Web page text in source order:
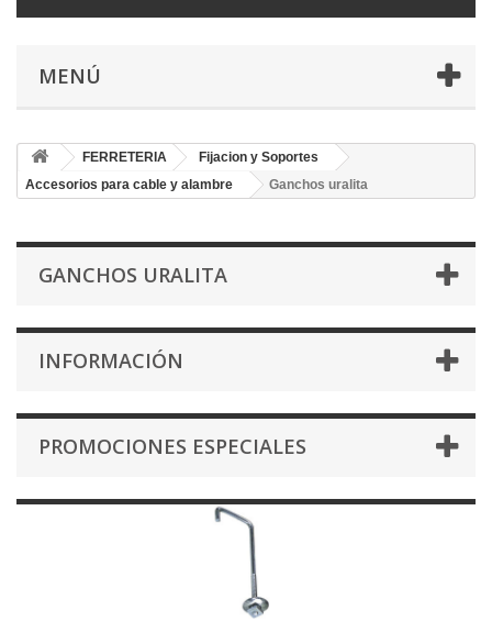
MENÚ
FERRETERIA
Fijacion y Soportes
Accesorios para cable y alambre
Ganchos uralita
GANCHOS URALITA
INFORMACIÓN
PROMOCIONES ESPECIALES